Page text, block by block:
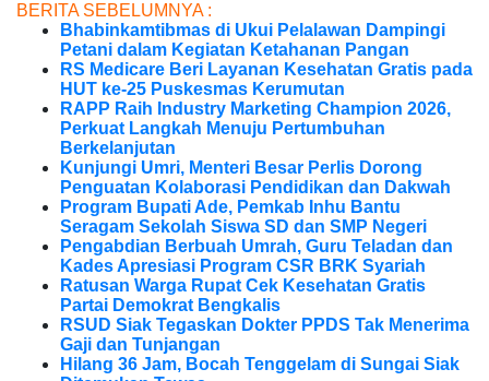
BERITA SEBELUMNYA :
Bhabinkamtibmas di Ukui Pelalawan Dampingi
Petani dalam Kegiatan Ketahanan Pangan
RS Medicare Beri Layanan Kesehatan Gratis pada
HUT ke-25 Puskesmas Kerumutan
RAPP Raih Industry Marketing Champion 2026,
Perkuat Langkah Menuju Pertumbuhan
Berkelanjutan
Kunjungi Umri, Menteri Besar Perlis Dorong
Penguatan Kolaborasi Pendidikan dan Dakwah
Program Bupati Ade, Pemkab Inhu Bantu
Seragam Sekolah Siswa SD dan SMP Negeri
Pengabdian Berbuah Umrah, Guru Teladan dan
Kades Apresiasi Program CSR BRK Syariah
Ratusan Warga Rupat Cek Kesehatan Gratis
Partai Demokrat Bengkalis
RSUD Siak Tegaskan Dokter PPDS Tak Menerima
Gaji dan Tunjangan
Hilang 36 Jam, Bocah Tenggelam di Sungai Siak